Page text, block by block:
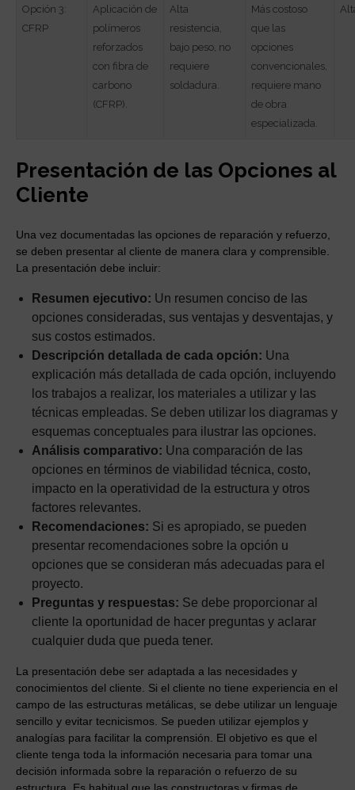
Opción 3:
CFRP
Aplicación de
polímeros
reforzados
con fibra de
carbono
(CFRP).
Alta
resistencia,
bajo peso, no
requiere
soldadura.
Más costoso
que las
opciones
convencionales,
requiere mano
de obra
especializada.
Presentación de las Opciones al
Cliente
Una vez documentadas las opciones de reparación y refuerzo,
se deben presentar al cliente de manera clara y comprensible.
La presentación debe incluir:
Resumen ejecutivo: Un resumen conciso de las
opciones consideradas, sus ventajas y desventajas, y
sus costos estimados.
Descripción detallada de cada opción: Una
explicación más detallada de cada opción, incluyendo
los trabajos a realizar, los materiales a utilizar y las
técnicas empleadas. Se deben utilizar los diagramas y
esquemas conceptuales para ilustrar las opciones.
Análisis comparativo: Una comparación de las
opciones en términos de viabilidad técnica, costo,
impacto en la operatividad de la estructura y otros
factores relevantes.
Recomendaciones: Si es apropiado, se pueden
presentar recomendaciones sobre la opción u
opciones que se consideran más adecuadas para el
proyecto.
Preguntas y respuestas: Se debe proporcionar al
cliente la oportunidad de hacer preguntas y aclarar
cualquier duda que pueda tener.
La presentación debe ser adaptada a las necesidades y
conocimientos del cliente. Si el cliente no tiene experiencia en el
campo de las estructuras metálicas, se debe utilizar un lenguaje
sencillo y evitar tecnicismos. Se pueden utilizar ejemplos y
analogías para facilitar la comprensión. El objetivo es que el
cliente tenga toda la información necesaria para tomar una
decisión informada sobre la reparación o refuerzo de su